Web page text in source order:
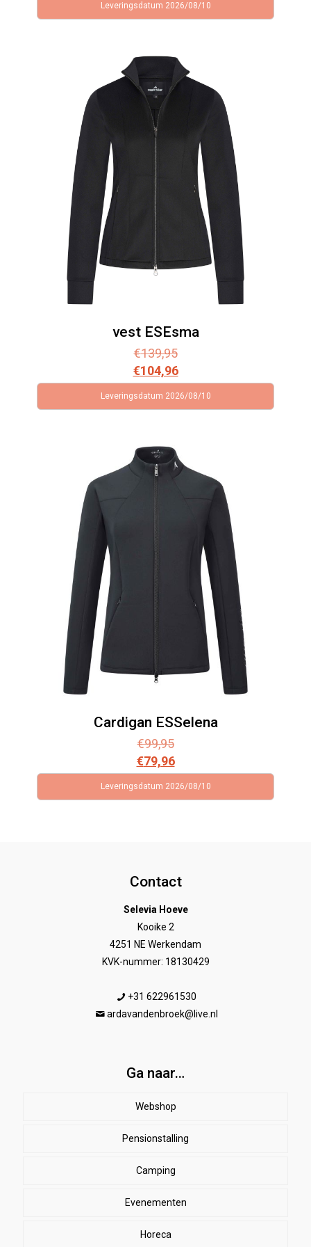
Leveringsdatum 2026/08/10
vest ESEsma
€139,95
€104,96
Leveringsdatum 2026/08/10
Cardigan ESSelena
€99,95
€79,96
Leveringsdatum 2026/08/10
Contact
Selevia Hoeve
Kooike 2
4251 NE Werkendam
KVK-nummer: 18130429
+31 622961530
ardavandenbroek@live.nl
Ga naar…
Webshop
Paard
Beenbeschermers
EHBO
Dekens
Ruiter
Herenkleding
Dames paardrijkleding
Stal
SALE
Pensionstalling
Camping
Evenementen
Horeca